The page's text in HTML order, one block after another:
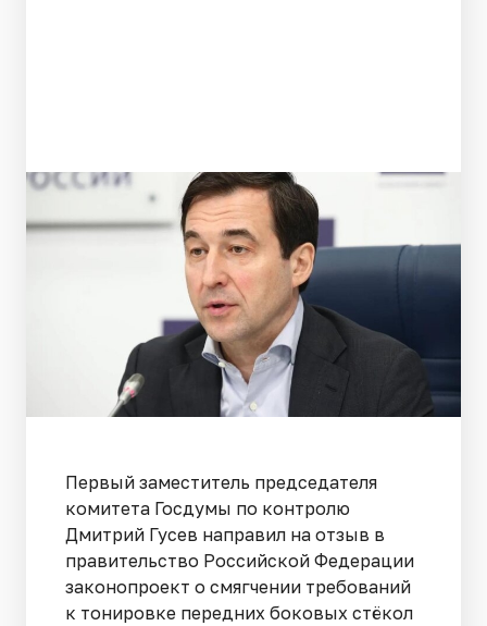
Первый заместитель председателя
комитета Госдумы по контролю
Дмитрий Гусев направил на отзыв в
правительство Российской Федерации
законопроект о смягчении требований
к тонировке передних боковых стёкол